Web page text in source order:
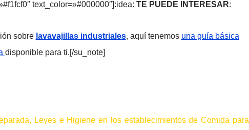
text_color=»#000000″]:idea: TE PUEDE INTERESAR:
sobre lavavajillas industriales, aquí tenemos una guía básica
disponible para ti.[/su_note]
Leyes e Higiene en los establecimientos de Comida para